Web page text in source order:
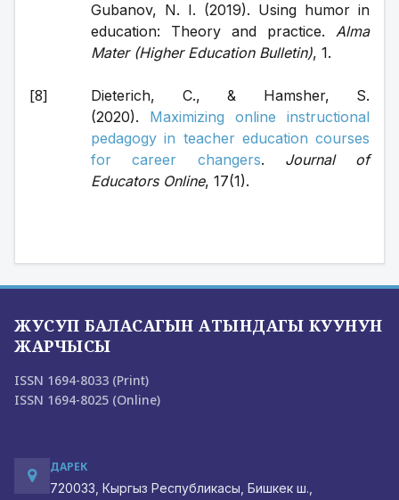
Gubanov, N. I. (2019). Using humor in
education: Theory and practice. Alma
Mater (Higher Education Bulletin), 1.
Dieterich, C., & Hamsher, S.
(2020). Maximizing online instructional
pedagogy in teacher education courses
for career changers. Journal of
Educators Online, 17(1).
ЖУСУП БАЛАСАГЫН АТЫНДАГЫ КУУНУН
ЖАРЧЫСЫ
ISSN 1694-8033 (Print)
ISSN 1694-8025 (Online)
ДАРЕК
720033, Кыргыз Республикасы, Бишкек ш.,